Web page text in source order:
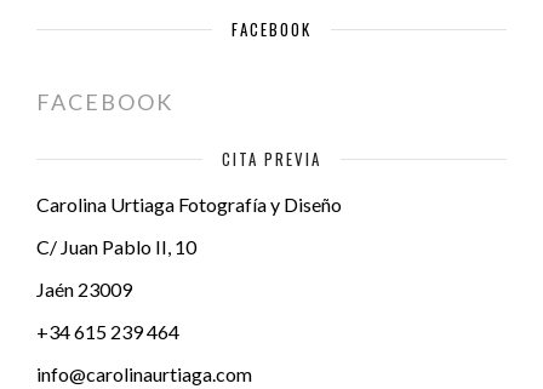
FACEBOOK
FACEBOOK
CITA PREVIA
Carolina Urtiaga Fotografía y Diseño
C/ Juan Pablo II, 10
Jaén 23009
+34 615 239 464
info@carolinaurtiaga.com